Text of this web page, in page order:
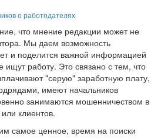
о работодателях
что мнение редакции может не
Мы даем возможность
и поделится важной информацией
ищут работу. Это связано с тем, что
"серую" заработную плату,
имеют начальников
занимаются мошенничеством в
клиентов.
самое ценное, время на поиски